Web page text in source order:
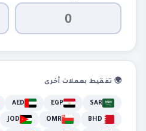
🌍 تفقيط بعملات أخرى
SAR
EGP
AED
BHD
OMR
JOD